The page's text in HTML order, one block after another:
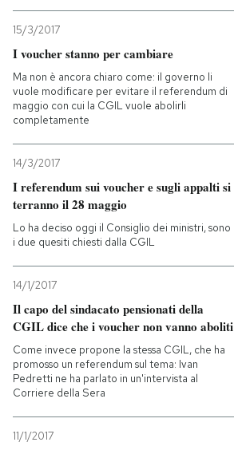
PODCAST
NEWSLETTER
I MIEI PREFERITI
SHOP
AREA PERSONALE
Entra
15/3/2017
I voucher stanno per cambiare
Ma non è ancora chiaro come: il governo li
vuole modificare per evitare il referendum di
maggio con cui la CGIL vuole abolirli
completamente
14/3/2017
I referendum sui voucher e sugli appalti si
terranno il 28 maggio
Lo ha deciso oggi il Consiglio dei ministri, sono
i due quesiti chiesti dalla CGIL
14/1/2017
Il capo del sindacato pensionati della
CGIL dice che i voucher non vanno aboliti
Come invece propone la stessa CGIL, che ha
promosso un referendum sul tema: Ivan
Pedretti ne ha parlato in un'intervista al
Corriere della Sera
11/1/2017